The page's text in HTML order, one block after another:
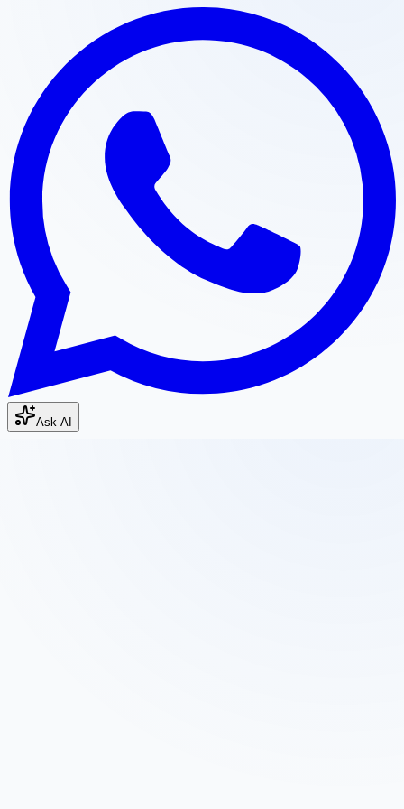
Ask AI